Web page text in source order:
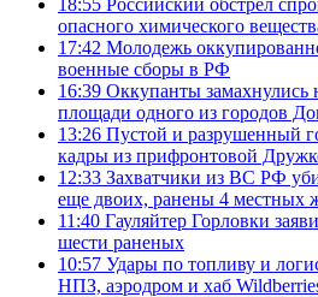
опасного химического
17:42 Молодежь
военные сборы в РФ
16:39 Оккупанты замахнулись
площади одного из городов
13:26 Пустой и разрушенный
кадры из прифронтовой
12:33 Захватчики из ВС РФ
еще двоих, ранены 4 местных
11:40 Гауляйтер Горловки
шести раненых
10:57 Удары по топливу и
НПЗ, аэродром и хаб